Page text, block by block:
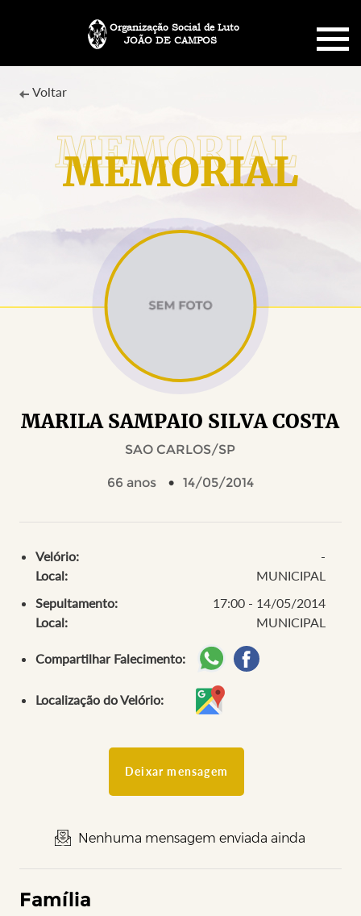
JOÃO DE CAMPOS
Organização Social de Luto
SOBRE NÓS
PLANO FUNERÁRIO
MENSAGENS
MEMORIAL
Voltar
MARILA SAMPAIO SILVA COSTA
SAO CARLOS/SP
66 anos 14/05/2014
Velório:
-
Local:
MUNICIPAL
Sepultamento:
17:00 - 14/05/2014
Local:
MUNICIPAL
Compartilhar Falecimento:
Localização do Velório:
Deixar mensagem
Nenhuma mensagem enviada ainda
Família